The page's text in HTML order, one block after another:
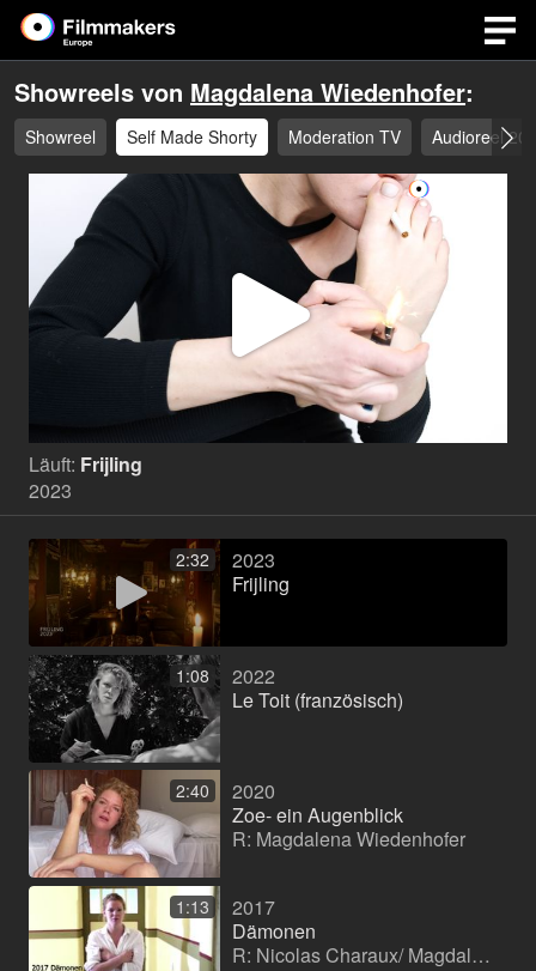
Showreels von Magdalena Wiedenhofer:
Showreel Self Made Shorty Moderation TV Audioreel
Video
Läuft: Frijling
2023
2:32
2023
Frijling
1:08
2022
Le Toit (französisch)
2:40
2020
Zoe- ein Augenblick
R: Magdalena Wiedenhofer
1:13
2017
Dämonen
R: Nicolas Charaux/ Magdalena Wiedenhofer